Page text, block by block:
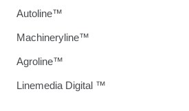
Autoline™
Machineryline™
Agroline™
Linemedia Digital ™